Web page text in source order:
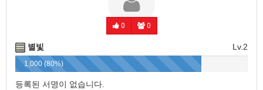
0 0
Lv.2
별빛
1,000 (80%)
등록된 서명이 없습니다.